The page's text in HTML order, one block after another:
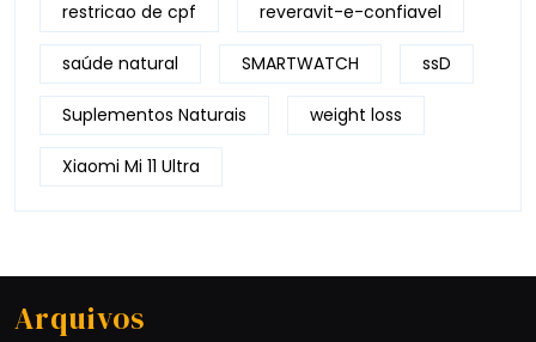
restricao de cpf reveravit-e-confiavel
saúde natural SMARTWATCH ssD
Suplementos Naturais weight loss
Xiaomi Mi 11 Ultra
Arquivos